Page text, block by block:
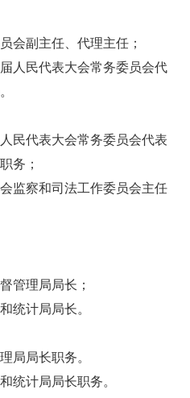
会副主任、代理主任；
人民代表大会常务委员会代
民代表大会常务委员会代表
务；
监察和司法工作委员会主任
管理局局长；
统计局局长。
局局长职务。
统计局局长职务。